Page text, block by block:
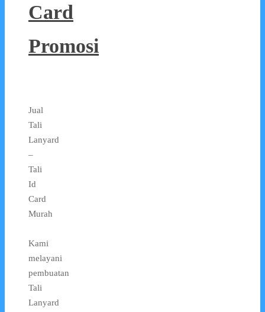
Card
Promosi
Jual
Tali
Lanyard
–
Tali
Id
Card
Murah
Kami
melayani
pembuatan
Tali
Lanyard